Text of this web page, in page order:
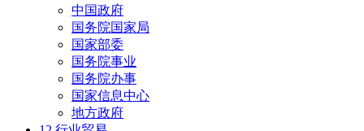
中国政府
国务院国家局
国家部委
国务院事业
国务院办事
国家信息中心
地方政府